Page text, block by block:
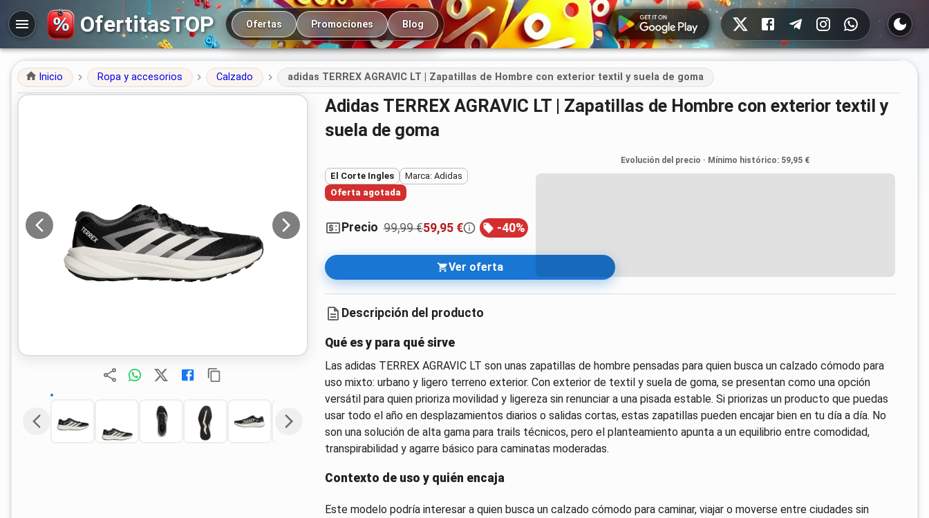
OfertitasTOP Navegación principal
Ofertas Promociones Blog
Redes sociales
Inicio Ropa y accesorios Calzado adidas TERREX AGRAVIC LT | Zapatillas de Hombre con exterior textil y suela de goma
adidas TERREX AGRAVIC LT | Zapatillas de Hombre con exterior textil y
suela de goma
El Corte Ingles
Marca: Adidas
Oferta agotada
Precio 99,99 €59,95 € -40%
Ver oferta
Evolución del precio · Mínimo histórico: 59,95 €
Descripción del producto
Qué es y para qué sirve
Las adidas TERREX AGRAVIC LT son unas zapatillas de hombre pensadas para quien busca un calzado cómodo para
uso mixto: urbano y ligero terreno exterior. Con exterior de textil y suela de goma, se presentan como una opción
versátil para quien prioriza movilidad y ligereza sin renunciar a una pisada estable. Si priorizas un producto que puedas
usar todo el año en desplazamientos diarios o salidas cortas, estas zapatillas pueden encajar bien en tu día a día. No
son una solución de alta gama para trails técnicos, pero el planteamiento apunta a un equilibrio entre comodidad,
transpirabilidad y agarre básico para caminatas moderadas.
Contexto de uso y quién encaja
Este modelo podría interesar a quien busca un calzado cómodo para caminar, viajar o moverse entre ciudades sin